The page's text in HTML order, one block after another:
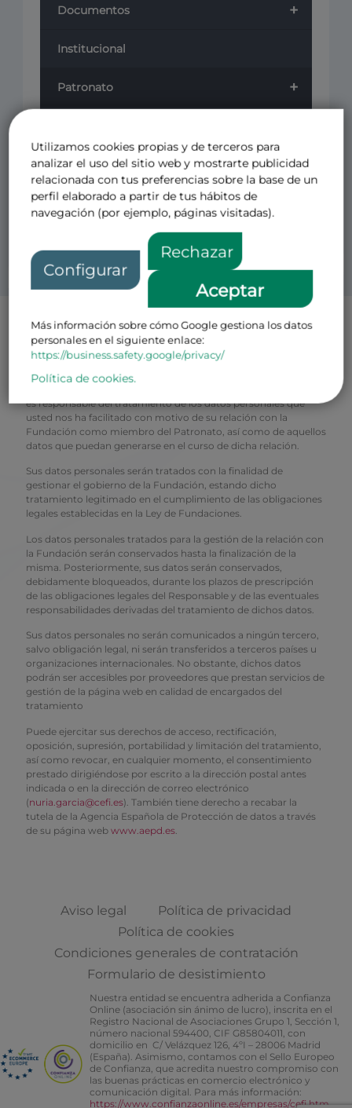
+
Documentos
Institucional
+
Patronato
+
Revistas
Otros
Política de Privacidad Patronos
El CENTRO DE ESTUDIOS PARA EL FOMENTO DE LA
INVESTIGACION CEFI FUNDACION PRIVADA con N.I.F
número G-08793499 y domicilio en Avenida de Pio XII, 49 Loft 1,
es responsable del tratamiento de los datos personales que
usted nos ha facilitado con motivo de su relación con la
Fundación como miembro del Patronato, así como de aquellos
datos que puedan generarse en el curso de dicha relación.
Sus datos personales serán tratados con la finalidad de
gestionar el gobierno de la Fundación, estando dicho
tratamiento legitimado en el cumplimiento de las obligaciones
legales establecidas en la Ley de Fundaciones.
Los datos personales tratados para la gestión de la relación con
la Fundación serán conservados hasta la finalización de la
misma. Posteriormente, sus datos serán conservados,
debidamente bloqueados, durante los plazos de prescripción
de las obligaciones legales del Responsable y de las eventuales
responsabilidades derivadas del tratamiento de dichos datos.
Sus datos personales no serán comunicados a ningún tercero,
salvo obligación legal, ni serán transferidos a terceros países u
organizaciones internacionales. No obstante, dichos datos
podrán ser accesibles por proveedores que prestan servicios de
gestión de la página web en calidad de encargados del
tratamiento
Puede ejercitar sus derechos de acceso, rectificación,
oposición, supresión, portabilidad y limitación del tratamiento,
así como revocar, en cualquier momento, el consentimiento
prestado dirigiéndose por escrito a la dirección postal antes
indicada o en la dirección de correo electrónico
(nuria.garcia@cefi.es). También tiene derecho a recabar la
tutela de la Agencia Española de Protección de datos a través
de su página web www.aepd.es
Aviso legal
Política de privacidad
Política de cookies
Condiciones generales de contratación
Formulario de desistimiento
Nuestra entidad se encuentra adherida a Confianza
Online (asociación sin ánimo de lucro), inscrita en el
Registro Nacional de Asociaciones Grupo 1, Sección 1,
número nacional 594400, CIF G85804011, con
domicilio en C/ Velázquez 126, 4ºI – 28006 Madrid
(España). Asimismo, contamos con el Sello Europeo
de Confianza, que acredita nuestro compromiso con
las buenas prácticas en comercio electrónico y
comunicación digital. Para más información:
https://www.confianzaonline.es/empresas/cefi.htm
Utilizamos cookies propias y de terceros para
analizar el uso del sitio web y mostrarte publicidad
relacionada con tus preferencias sobre la base de un
perfil elaborado a partir de tus hábitos de
navegación (por ejemplo, páginas visitadas).
Configurar
Rechazar
Aceptar
Más información sobre cómo Google gestiona los datos
personales en el siguiente enlace:
https://business.safety.google/privacy/
Política de cookies.